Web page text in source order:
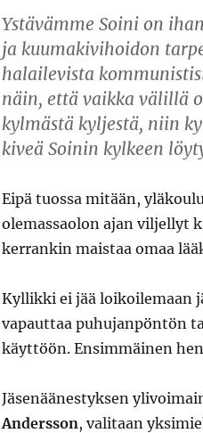
Ystävämme Soini on
ja kuumakivihoidon
halailevista
näin, että vaikka välillä
kylmästä kyljestä, niin
kiveä Soinin kylkeen
Eipä tuossa mitään,
olemassaolon ajan viljellyt
kerrankin maistaa omaa
Kyllikki ei jää loikoilemaan
vapauttaa puhujanpöntön
käyttöön. Ensimmäinen
Jäsenäänestyksen
Andersson, valitaan